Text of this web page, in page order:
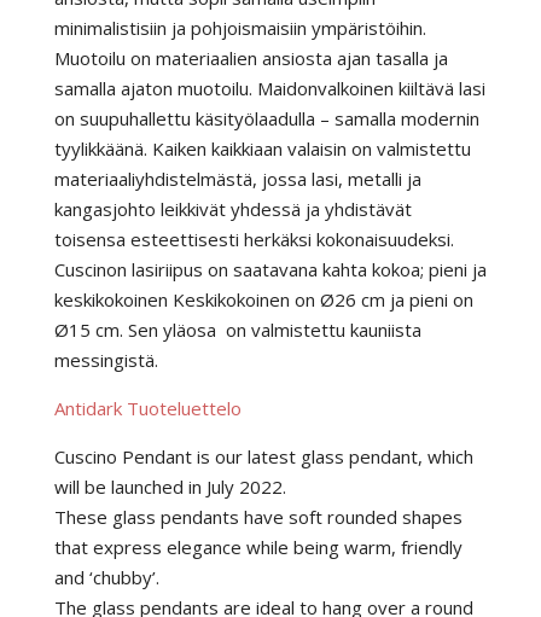
minimalistisiin ja pohjoismaisiin ympäristöihin.
Muotoilu on materiaalien ansiosta ajan tasalla ja
samalla ajaton muotoilu. Maidonvalkoinen kiiltävä lasi
on suupuhallettu käsityölaadulla – samalla modernin
tyylikkäänä. Kaiken kaikkiaan valaisin on valmistettu
materiaaliyhdistelmästä, jossa lasi, metalli ja
kangasjohto leikkivät yhdessä ja yhdistävät
toisensa esteettisesti herkäksi kokonaisuudeksi.
Cuscinon lasiriipus on saatavana kahta kokoa; pieni ja
keskikokoinen Keskikokoinen on Ø26 cm ja pieni on
Ø15 cm. Sen yläosa on valmistettu kauniista
messingistä.
Antidark Tuoteluettelo
Cuscino Pendant is our latest glass pendant, which
will be launched in July 2022.
These glass pendants have soft rounded shapes
that express elegance while being warm, friendly
and ‘chubby’.
The glass pendants are ideal to hang over a round